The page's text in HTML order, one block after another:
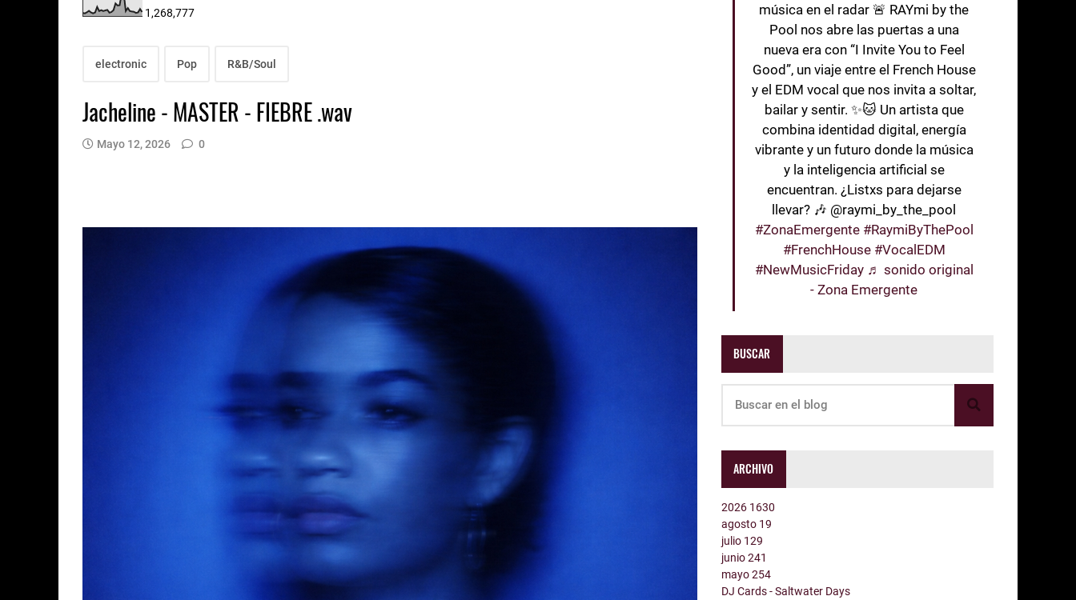
1,268,777
electronic Pop R&B/Soul
Jacheline - MASTER - FIEBRE .wav
Mayo 12, 2026 0
música en el radar 🚨 RAYmi by the
Pool nos abre las puertas a una
nueva era con “I Invite You to Feel
Good”, un viaje entre el French House
y el EDM vocal que nos invita a soltar,
bailar y sentir. ✨🐱 Un artista que
combina identidad digital, energía
vibrante y un futuro donde la música
y la inteligencia artificial se
encuentran. ¿Listxs para dejarse
llevar? 🎶 @raymi_by_the_pool
#ZonaEmergente #RaymiByThePool
#FrenchHouse #VocalEDM
#NewMusicFriday ♬ sonido original
- Zona Emergente
BUSCAR
ARCHIVO
2026 1630
agosto 19
julio 129
junio241
mayo254
DJ Cards - Saltwater Days